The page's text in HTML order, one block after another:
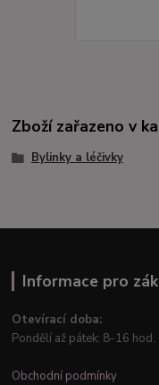
Zboží zařazeno v
Bylinky a léčivky
Informace pro
Otevírací doba:
Pondělí až pátek: 8-16 hod.
Obchodní podmínky